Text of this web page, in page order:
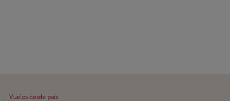
Vuelos desde país